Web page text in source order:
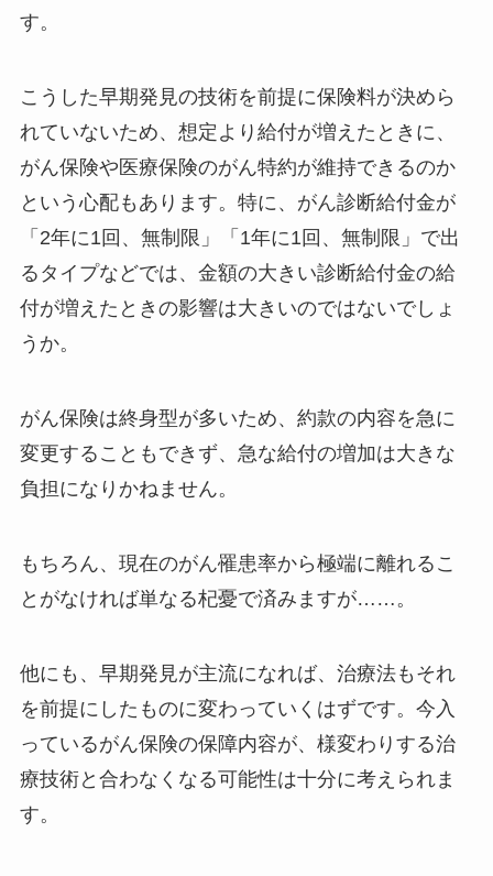
す。
こうした早期発見の技術を前提に保険料が決めら
れていないため、想定より給付が増えたときに、
がん保険や医療保険のがん特約が維持できるのか
という心配もあります。特に、がん診断給付金が
「2年に1回、無制限」「1年に1回、無制限」で出
るタイプなどでは、金額の大きい診断給付金の給
付が増えたときの影響は大きいのではないでしょ
うか。
がん保険は終身型が多いため、約款の内容を急に
変更することもできず、急な給付の増加は大きな
負担になりかねません。
もちろん、現在のがん罹患率から極端に離れるこ
とがなければ単なる杞憂で済みますが……。
他にも、早期発見が主流になれば、治療法もそれ
を前提にしたものに変わっていくはずです。今入
っているがん保険の保障内容が、様変わりする治
療技術と合わなくなる可能性は十分に考えられま
す。